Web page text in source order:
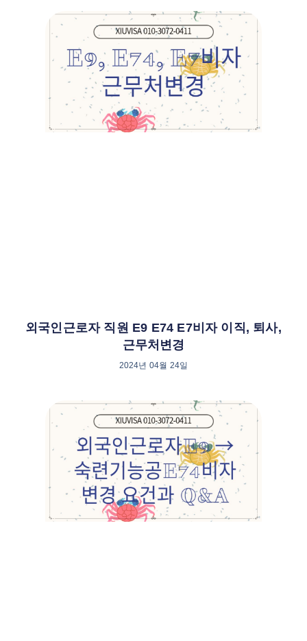
외국인근로자 직원 E9 E74 E7비자 이직, 퇴사,
근무처변경
2024년 04월 24일